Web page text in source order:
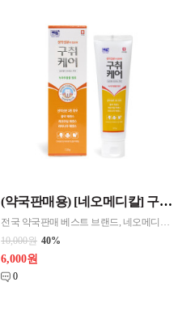
(약국판매용) [네오메디칼] 구취케어 기능성 치약 120g
전국 약국판매 베스트 브랜드, 네오메디컬 [제품사양] > 내용량 : 120g > 구성: 구취케어 치약 1개 [제품특징] > 식약처 인증완료 > 9가지 유해성분 무첨가 (PHMG, C/MIT, 트리클로산, 파라벤 등) *네오케어 구취 치약 > 생약성분 3종 함유 (물약, 캐모마일, 라타니아 에센스) - 물약 에센스: 향균 및 항염작용
10,000원 40%
6,000원
0